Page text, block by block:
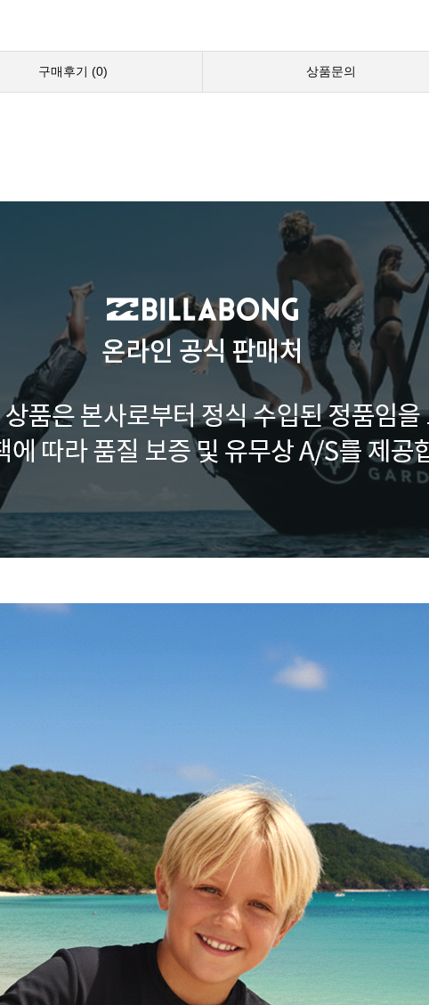
구매후기 (0) 상품문의